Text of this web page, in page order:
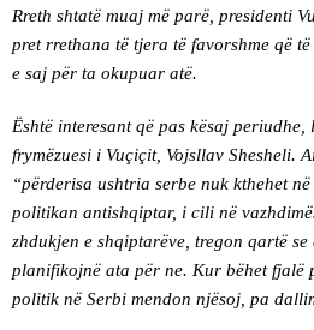
Rreth shtatë muaj më parë, presidenti
pret rrethana të tjera të favorshme që
e saj për ta okupuar atë.
Është interesant që pas kësaj periudhe,
frymëzuesi i Vuçiçit, Vojsllav Shesheli.
“përderisa ushtria serbe nuk kthehet
politikan antishqiptar, i cili në
zhdukjen e shqiptarëve, tregon qartë
planifikojnë ata për ne. Kur bëhet fjalë
politik në Serbi mendon njësoj, pa